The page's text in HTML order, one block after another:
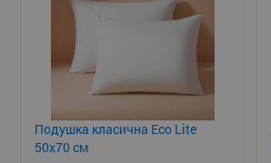
Подушка класична Eco Lite
50x70 см